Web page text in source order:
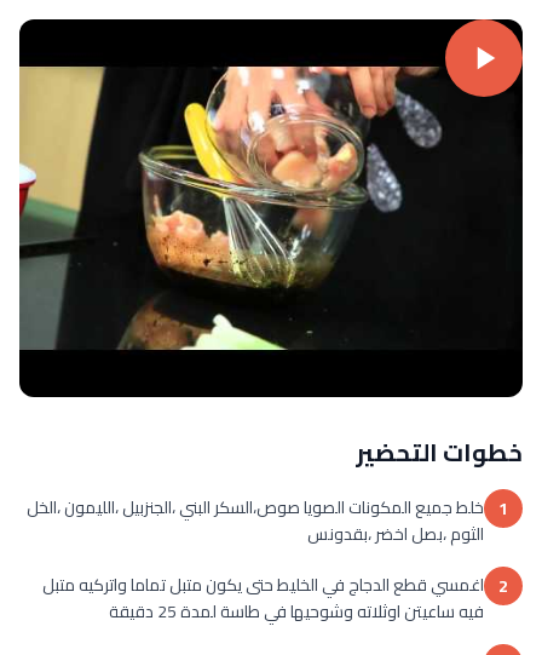
خطوات التحضير
1 خلط جميع المكونات الصويا صوص،السكر البني ،الجنزبيل ،الليمون ،الخل
الثوم ،بصل اخضر ،بقدونس
2 اغمسي قطع الدجاج في الخليط حتى يكون متبل تماما واتركيه متبل
فيه ساعيتن اوثلاته وشوحيها في طاسة لمدة 25 دقيقة